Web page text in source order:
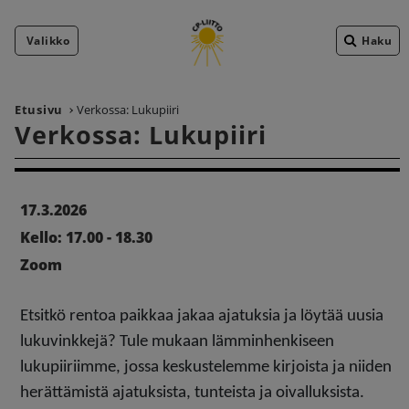
Valikko Haku
Etusivu Verkossa: Lukupiiri
Verkossa: Lukupiiri
17.3.2026
Kello: 17.00 - 18.30
Zoom
Etsitkö rentoa paikkaa jakaa ajatuksia ja löytää uusia
lukuvinkkejä? Tule mukaan lämminhenkiseen
lukupiiriimme, jossa keskustelemme kirjoista ja niiden
herättämistä ajatuksista, tunteista ja oivalluksista.